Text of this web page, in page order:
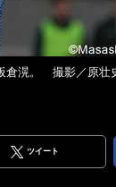
倉滉。 撮影／原壮
ツイート